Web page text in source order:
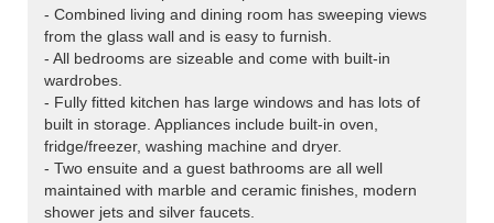
- Combined living and dining room has sweeping views
from the glass wall and is easy to furnish.
- All bedrooms are sizeable and come with built-in
wardrobes.
- Fully fitted kitchen has large windows and has lots of
built in storage. Appliances include built-in oven,
fridge/freezer, washing machine and dryer.
- Two ensuite and a guest bathrooms are all well
maintained with marble and ceramic finishes, modern
shower jets and silver faucets.